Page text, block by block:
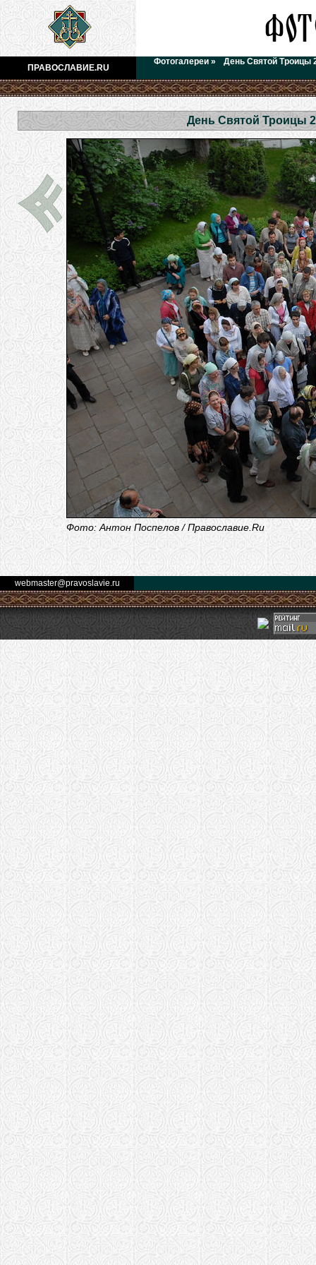
ПРАВОСЛАВИЕ.RU
Фотогалереи » День Святой Троицы
День Святой Троицы
Фото: Антон Поспелов / Православие.Ru
webmaster@pravoslavie.ru